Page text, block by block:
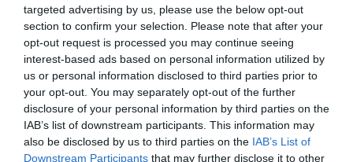
targeted advertising by us, please use the below opt-out
section to confirm your selection. Please note that after your
opt-out request is processed you may continue seeing
interest-based ads based on personal information utilized by
us or personal information disclosed to third parties prior to
your opt-out. You may separately opt-out of the further
disclosure of your personal information by third parties on the
IAB’s list of downstream participants. This information may
also be disclosed by us to third parties on the IAB’s List of
Downstream Participants that may further disclose it to other